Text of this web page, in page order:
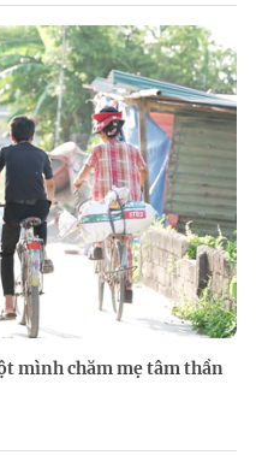
mình chăm mẹ tâm thần